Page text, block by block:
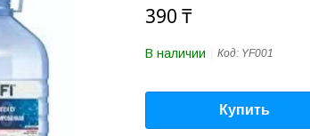
390 ₸
В наличии Код: YF001
Купить